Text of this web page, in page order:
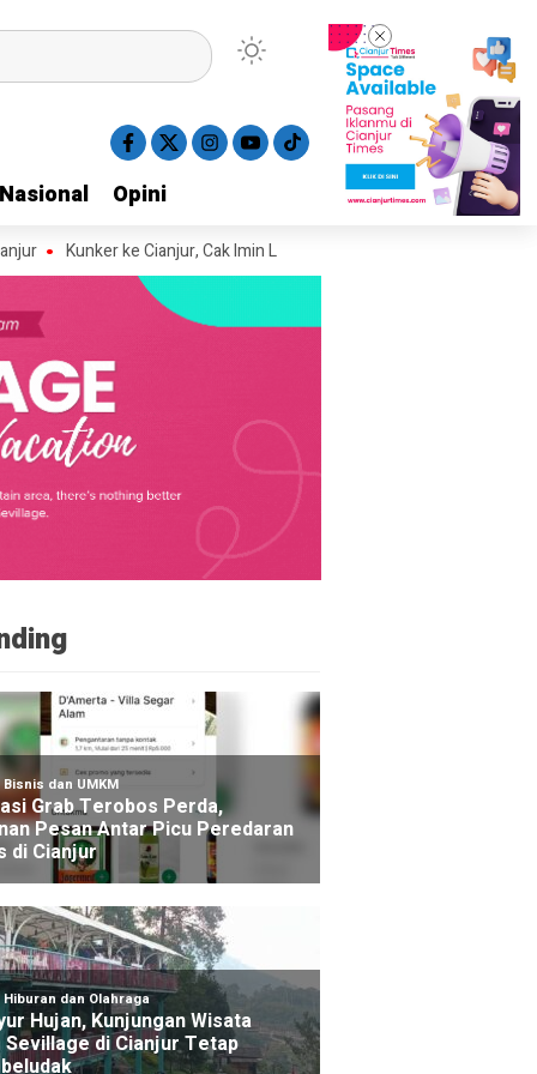
Nasional Opini
Nasional Opini
Kunker ke Cianjur, Cak Imin Luncurkan Gerakan 10 Ribu MCK dan
Mahasiswa KKN di Cugenang Cianjur Hilang,
CCTV
ago yang lalu